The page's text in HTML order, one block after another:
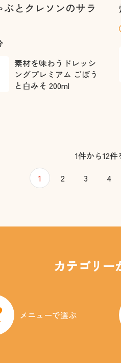
ぶとクレソンのサラ
素材を味わうドレッシ
ングプレミアム ごぼう
と白みそ 200ml
1件から12
1
2 3 4
カテゴリー
メニューで選ぶ